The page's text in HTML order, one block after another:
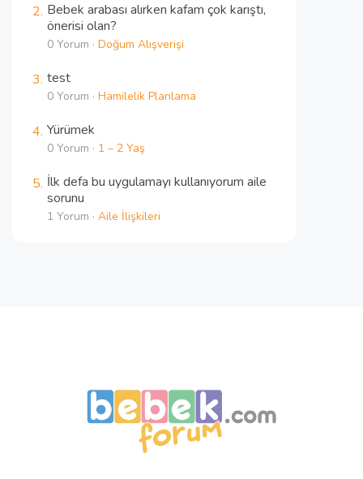
Bebek arabası alırken kafam çok karıştı,
önerisi olan?
0 Yorum · Doğum Alışverişi
test
0 Yorum · Hamilelik Planlama
Yürümek
0 Yorum · 1 – 2 Yaş
İlk defa bu uygulamayı kullanıyorum aile
sorunu
1 Yorum · Aile İlişkileri